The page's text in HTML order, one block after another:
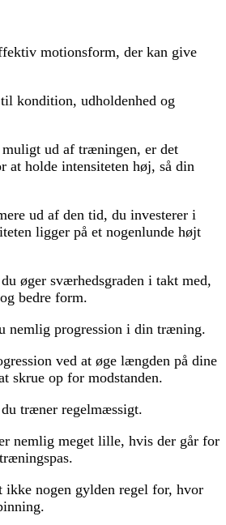
motionsform, der kan give
kondition, udholdenhed og
ud af træningen, er det
at holde intensiteten høj, så din
ud af den tid, du investerer i
ligger på et nogenlunde højt
øger sværhedsgraden i takt med,
bedre form.
nemlig progression i din træning.
ved at øge længden på dine
skrue op for modstanden.
træner regelmæssigt.
nemlig meget lille, hvis der går for
nogen gylden regel for, hvor